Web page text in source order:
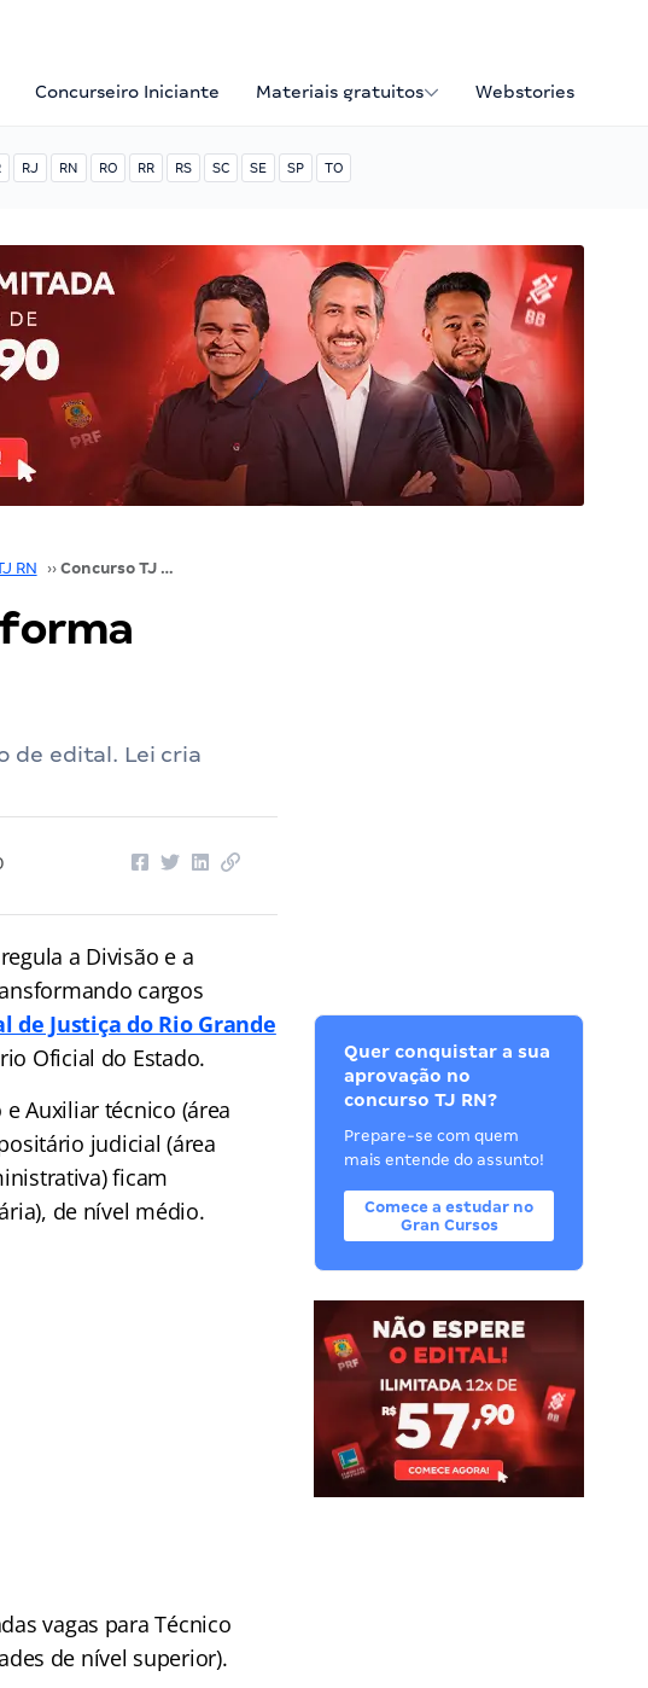
Concurseiro Iniciante Materiais gratuitos Webstories
RJ RN RO RR RS SC SE SP TO
RN ›› Concurso TJ RN: lei que transforma cargos foi sancionada
de edital. Lei cria
a Divisão e a
cargos
de Justiça do Rio Grande
Oficial do Estado.
Auxiliar técnico (área
judicial (área
ficam
de nível médio.
vagas para Técnico
de nível superior).
Quer conquistar a sua
aprovação no
concurso TJ RN?
Prepare-se com quem
mais entende do assunto!
Comece a estudar no
Gran Cursos